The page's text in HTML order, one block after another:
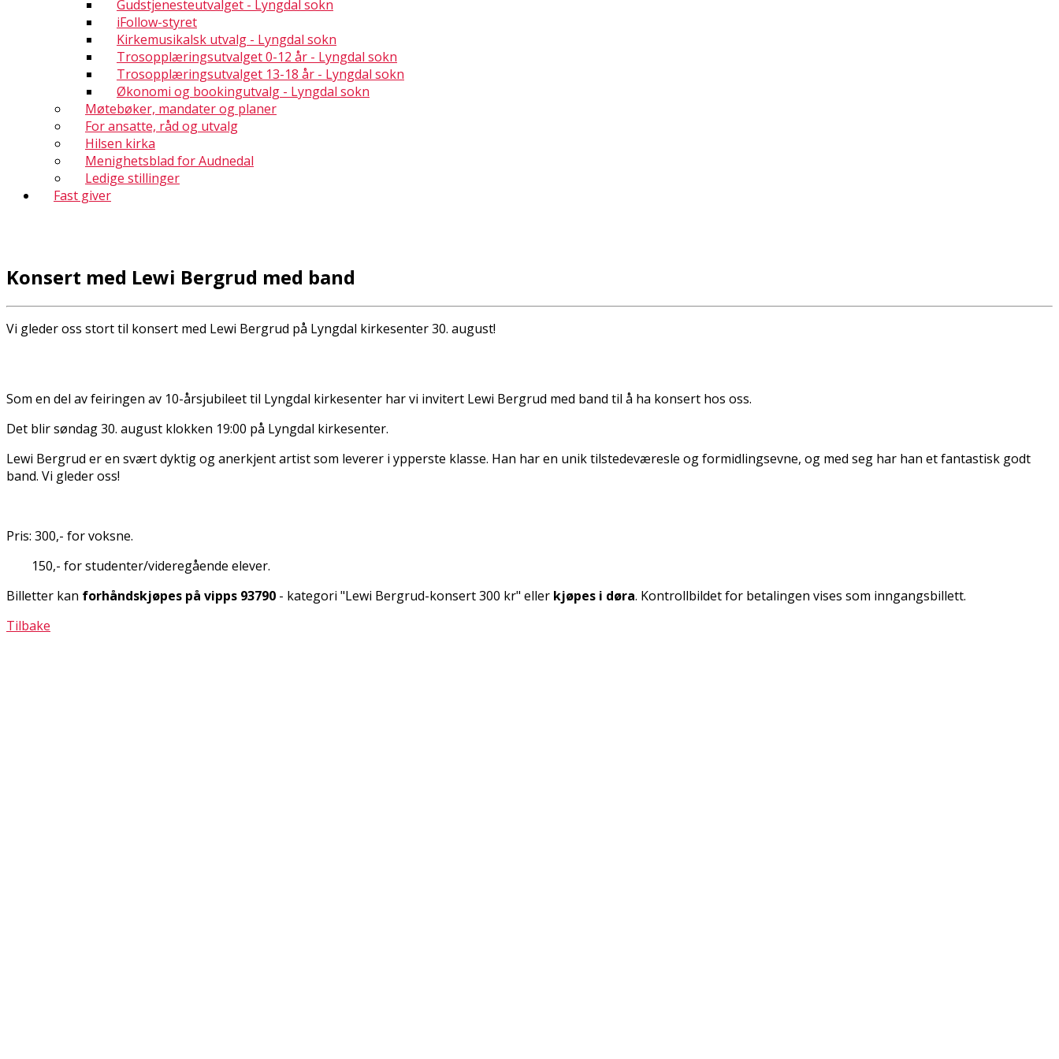
Gudstjenesteutvalget - Lyngdal sokn
iFollow-styret
Kirkemusikalsk utvalg - Lyngdal sokn
Trosopplæringsutvalget 0-12 år - Lyngdal sokn
Trosopplæringsutvalget 13-18 år - Lyngdal sokn
Økonomi og bookingutvalg - Lyngdal sokn
Møtebøker, mandater og planer
For ansatte, råd og utvalg
Hilsen kirka
Menighetsblad for Audnedal
Ledige stillinger
Fast giver
Konsert med Lewi Bergrud med band
Vi gleder oss stort til konsert med Lewi Bergrud på Lyngdal kirkesenter 30. august!
Som en del av feiringen av 10-årsjubileet til Lyngdal kirkesenter har vi invitert Lewi Bergrud med band til å ha konsert hos oss.
Det blir søndag 30. august klokken 19:00 på Lyngdal kirkesenter.
Lewi Bergrud er en svært dyktig og anerkjent artist som leverer i ypperste klasse. Han har en unik tilstedeværesle og formidlingsevne, og med seg har han et fantastisk godt
band. Vi gleder oss!
Pris: 300,- for voksne.
150,- for studenter/videregående elever.
Billetter kan forhåndskjøpes på vipps 93790 - kategori "Lewi Bergrud-konsert 300 kr" eller kjøpes i døra. Kontrollbildet for betalingen vises som inngangsbillett.
Tilbake